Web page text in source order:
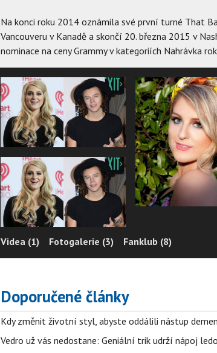
Na konci roku 2014 oznámila své první turné That
Vancouveru v Kanadě a skončí 20. března 2015 v
nominace na ceny Grammy v kategoriích Nahrávka
Videa (1) Fotogalerie (3) Fanklub (8)
Doporučené články
Kdy změnit životní styl, abyste oddálili nástup
Vedro už vás nedostane: Geniální trik udrží nápoj